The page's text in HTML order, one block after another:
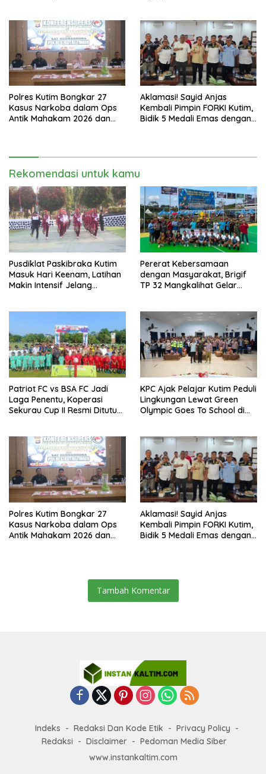
Polres Kutim Bongkar 27
Kasus Narkoba dalam Ops
Antik Mahakam 2026 dan
Aklamasi! Sayid Anjas
Kembali Pimpin FORKI Kutim,
Bidik 5 Medali Emas dengan
Rekomendasi untuk kamu
Pusdiklat Paskibraka Kutim
Masuk Hari Keenam, Latihan
Makin Intensif Jelang
Pererat Kebersamaan
dengan Masyarakat, Brigif
TP 32 Mangkalihat Gelar
Patriot FC vs BSA FC Jadi
Laga Penentu, Koperasi
Sekurau Cup II Resmi Ditutup
KPC Ajak Pelajar Kutim Peduli
Lingkungan Lewat Green
Olympic Goes To School di
Polres Kutim Bongkar 27
Kasus Narkoba dalam Ops
Antik Mahakam 2026 dan
Aklamasi! Sayid Anjas
Kembali Pimpin FORKI Kutim,
Bidik 5 Medali Emas dengan
Tambah Komentar
Indeks Redaksi Dan Kode Etik
Privacy Policy
Redaksi
Disclaimer
Pedoman Media Siber
www.instankaltim.com